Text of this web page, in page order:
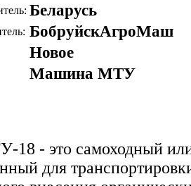
Беларусь
БобруйскАгроМаш
Новое
Машина МТУ
- это самоходный или
для